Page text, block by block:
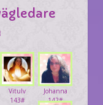
Johanna
142#
Vitulv
143#